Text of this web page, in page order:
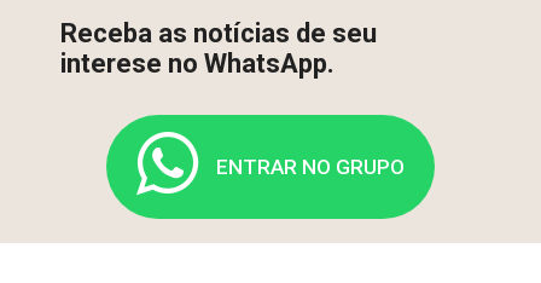
Receba as notícias de seu
interese no WhatsApp.
ENTRAR NO GRUPO